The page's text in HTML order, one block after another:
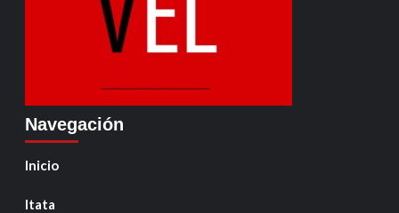
Navegación
Inicio
Itata